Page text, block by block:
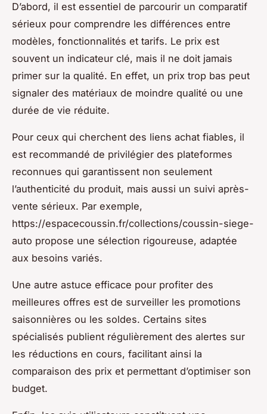
D’abord, il est essentiel de parcourir un comparatif
sérieux pour comprendre les différences entre
modèles, fonctionnalités et tarifs. Le prix est
souvent un indicateur clé, mais il ne doit jamais
primer sur la qualité. En effet, un prix trop bas peut
signaler des matériaux de moindre qualité ou une
durée de vie réduite.
Pour ceux qui cherchent des liens achat fiables, il
est recommandé de privilégier des plateformes
reconnues qui garantissent non seulement
l’authenticité du produit, mais aussi un suivi après-
vente sérieux. Par exemple,
https://espacecoussin.fr/collections/coussin-siege-
auto propose une sélection rigoureuse, adaptée
aux besoins variés.
Une autre astuce efficace pour profiter des
meilleures offres est de surveiller les promotions
saisonnières ou les soldes. Certains sites
spécialisés publient régulièrement des alertes sur
les réductions en cours, facilitant ainsi la
comparaison des prix et permettant d’optimiser son
budget.